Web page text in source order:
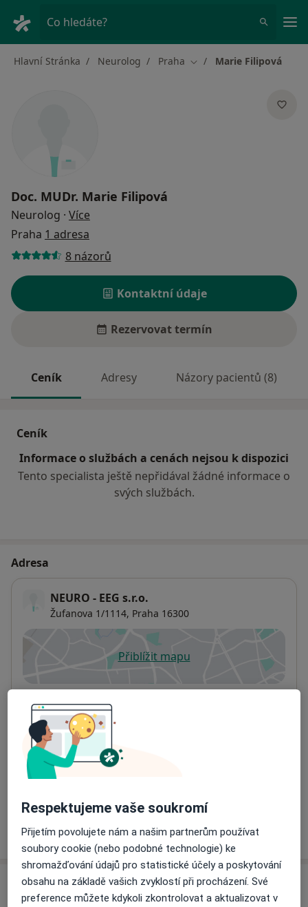
Co hledáte?
Hlavní Stránka Neurolog Praha Změna města
Marie Filipová
Doc. MUDr. Marie Filipová
Neurolog · Více
Praha 1 adresa
8 názorů
Kontaktní údaje
Rezervovat termín
Ceník Adresy Názory pacientů (8)
Ceník
Informace o službách a cenách nejsou k dispozici
Tento specialista ještě nepřidával žádné informace o
svých službách.
Adresa
NEURO - EEG s.r.o.
Žufanova 1/1114, Praha 16300
Přiblížit mapuse otevře v nové záložce
Co mám v takové situaci udělat?
Způsoby platby (soukromé návštěvy)
Na teto adrese lékař přijímá pacienty na pojišťovnu
Víceo adrese
Názory
Respektujeme vaše soukromí
Přijetím povolujete nám a našim partnerům používat
soubory cookie (nebo podobné technologie) ke
shromažďování údajů pro statistické účely a poskytování
obsahu na základě vašich zvyklostí při procházení. Své
preference můžete kdykoli zkontrolovat a aktualizovat v